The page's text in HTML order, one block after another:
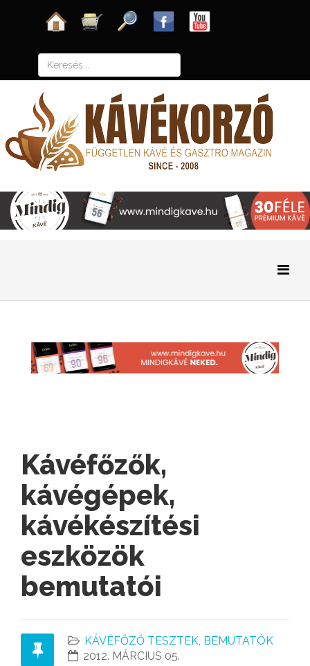
Kávéfőzők,
kávégépek,
kávékészítési
eszközök
bemutatói
KÁVÉFŐZŐ TESZTEK, BEMUTATÓK
2012. MÁRCIUS 05.